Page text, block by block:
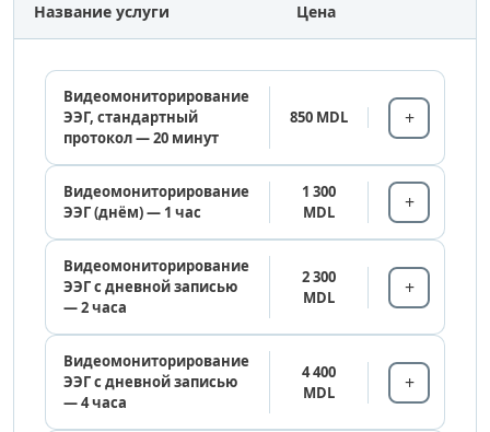
Название услуги Цена
Видеомониторирование
ЭЭГ, стандартный
протокол — 20 минут
850 MDL
Видеомониторирование
ЭЭГ (днём) — 1 час
1 300
MDL
Видеомониторирование
ЭЭГ с дневной записью
— 2 часа
2 300
MDL
Видеомониторирование
ЭЭГ с дневной записью
— 4 часа
4 400
MDL